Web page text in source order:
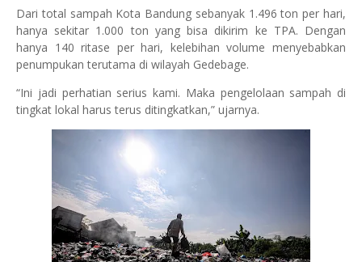
Dari total sampah Kota Bandung sebanyak 1.496 ton per hari,
hanya sekitar 1.000 ton yang bisa dikirim ke TPA. Dengan
hanya 140 ritase per hari, kelebihan volume menyebabkan
penumpukan terutama di wilayah Gedebage.
“Ini jadi perhatian serius kami. Maka pengelolaan sampah di
tingkat lokal harus terus ditingkatkan,” ujarnya.